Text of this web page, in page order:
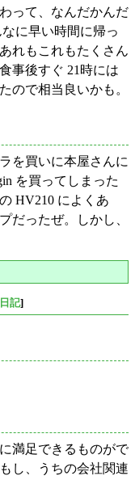
って、なんだかんだ
に早い時間に帰っ
れもこれもたくさん
事後すぐ 21時には
ので相当良いかも。
を買いに本屋さんに
を買ってしまった
HV210 によくあ
だったぜ。しかし、
記]
満足できるものがで
し、うちの会社関連